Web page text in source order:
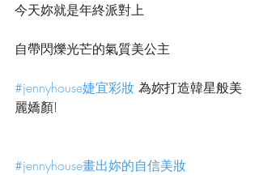
今天妳就是年終派對上
自帶閃爍光芒的氣質美公主
#jennyhouse婕宜彩妝 為妳打造韓星般美
麗嬌顏!
#jennyhouse畫出妳的自信美妝